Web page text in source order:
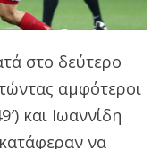
στο δεύτερο
αμφότεροι
και Ιωαννίδη
να